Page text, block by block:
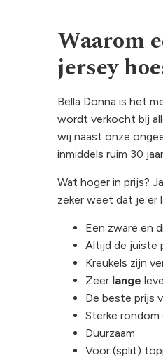
Waarom
jersey
Bella Donna is het
wordt verkocht bij
wij naast onze
inmiddels ruim 30
Wat hoger in prijs?
zeker weet dat je er
Een zware en
Altijd de juiste
Kreukels zijn
Zeer lange
De beste prijs
Sterke rondom
Duurzaam
Voor (split)